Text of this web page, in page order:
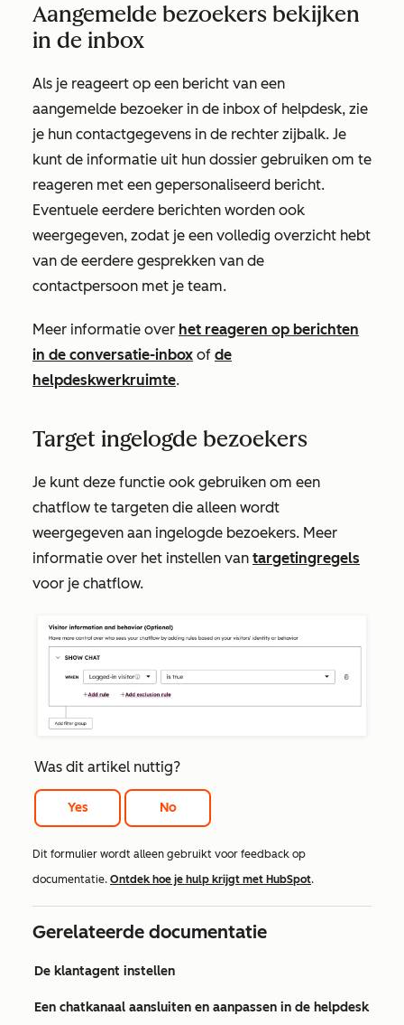
Aangemelde bezoekers bekijken
in de inbox
Als je reageert op een bericht van een
aangemelde bezoeker in de inbox of helpdesk, zie
je hun contactgegevens in de rechter zijbalk. Je
kunt de informatie uit hun dossier gebruiken om te
reageren met een gepersonaliseerd bericht.
Eventuele eerdere berichten worden ook
weergegeven, zodat je een volledig overzicht hebt
van de eerdere gesprekken van de
contactpersoon met je team.
Meer informatie over het reageren op berichten
in de conversatie-inbox of de
helpdeskwerkruimte.
Target ingelogde bezoekers
Je kunt deze functie ook gebruiken om een
chatflow te targeten die alleen wordt
weergegeven aan ingelogde bezoekers. Meer
informatie over het instellen van targetingregels
voor je chatflow.
Was dit artikel nuttig?
Yes No
Dit formulier wordt alleen gebruikt voor feedback op
documentatie. Ontdek hoe je hulp krijgt met HubSpot.
Gerelateerde documentatie
De klantagent instellen
Een chatkanaal aansluiten en aanpassen in de helpdesk